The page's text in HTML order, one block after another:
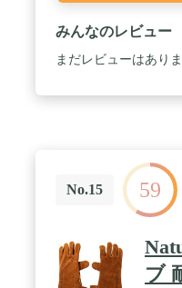
みんなのレビュー
まだレビューはあり
No.15 59
ブ